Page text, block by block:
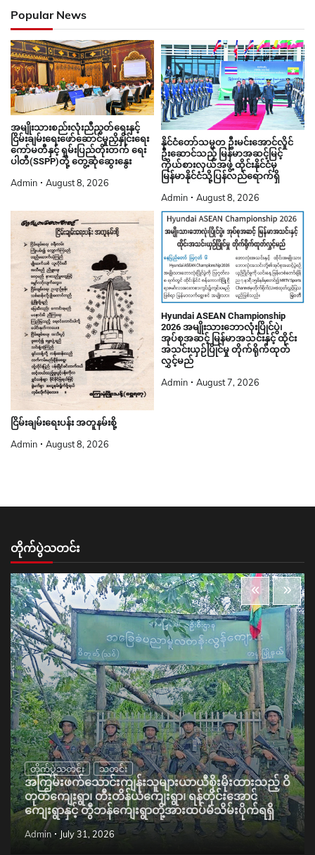
Popular News
အမျိုးသားစည်းလုံးညီညွတ်ရေးနှင့်
ငြိမ်းချမ်းရေးဖော်ဆောင်မှုညှိနှိုင်းရေး
ကော်မတီနှင့် ရှမ်းပြည်တိုးတက် ရေး
ပါတီ(SSPP)တို့ တွေ့ဆုံဆွေးနွေး
Admin August 8, 2026
နိုင်ငံတော်သမ္မတ ဦးမင်းအောင်လှိုင်
ဦးဆောင်သည့် မြန်မာအဆင့်မြင့်
ကိုယ်စားလှယ်အဖွဲ့ ထိုင်းနိုင်ငံမှ
မြန်မာနိုင်ငံသို့ပြန်လည်ရောက်ရှိ
Admin August 8, 2026
ငြိမ်းချမ်းရေးပန်း အတူနမ်းစို့
Admin August 8, 2026
Hyundai ASEAN Championship
2026 အမျိုးသားဘောလုံးပြိုင်ပွဲ၊
အုပ်စုအဆင့် မြန်မာအသင်းနှင့် ထိုင်း
အသင်းယှဉ်ပြိုင်မှု တိုက်ရိုက်ထုတ်
လွှင့်မည်
Admin August 7, 2026
တိုက်ပွဲသတင်း
တိုက်ပွဲသတင်း သတင်း
အကြမ်းဖက်သောင်းကျန်းသူများယာယီစိုးမိုးထားသည့် ဝိ
တုတ်ကျေးရွာ၊ တီးတိန်ယံကျေးရွာ၊ ရန်တိုင်းအောင်
ကျေးရွာနှင့် တွီဘန်ကျေးရွာတို့အားထပ်မံသိမ်းပိုက်ရရှိ
Admin July 31, 2026